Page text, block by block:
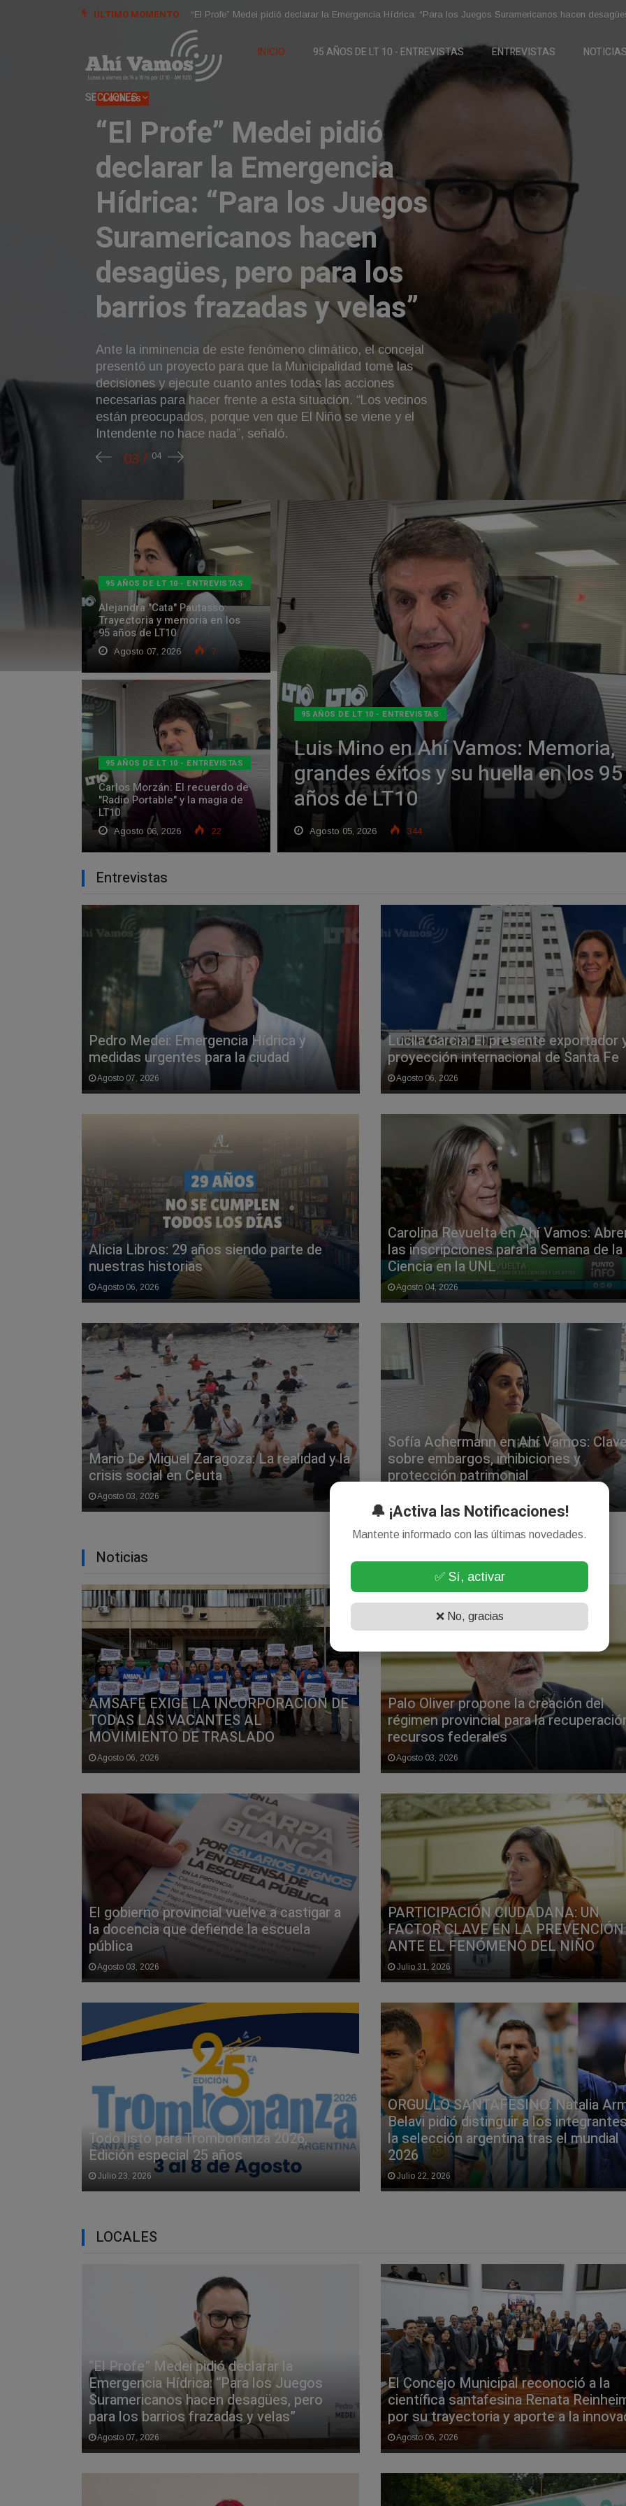
ÚLTIMO MOMENTO :
“El Profe” Medei pidió declarar la Emergencia Hídrica: “Para los Juegos Suramericanos hacen
El Concejo Municipal reconoció a la científica santafesina Renata Reinheimer por su trayectoria y
INICIO 95 AÑOS DE LT 10 - ENTREVISTAS ENTREVISTAS
SECCIONES
95 AÑOS DE LT 10 - ENTREVISTAS
Alejandra "Cata" Pautasso:
Trayectoria y memoria en los
95 años de LT10
Agosto 07, 2026 7
95 AÑOS DE LT 10 - ENTREVISTAS
Carlos Morzán: El recuerdo de
"Radio Portable" y la magia de
LT10
Agosto 06, 2026 22
95 AÑOS DE LT 10 - ENTREVISTAS
Luis Mino en Ahí Vamos: Memoria,
grandes éxitos y su huella en los 95
años de LT10
Agosto 05, 2026 344
Entrevistas
Pedro Medei: Emergencia Hídrica y
medidas urgentes para la ciudad
Agosto 07, 2026
Lucila García: El presente exportador
proyección internacional de Santa Fe
Agosto 06, 2026
Alicia Libros: 29 años siendo parte de
nuestras historias
Agosto 06, 2026
Carolina Revuelta en Ahí Vamos:
las inscripciones para la Semana de la
Ciencia en la UNL
Agosto 04, 2026
Mario De Miguel Zaragoza: La realidad y la
crisis social en Ceuta
Agosto 03, 2026
Sofía Achermann en Ahí Vamos:
sobre embargos, inhibiciones y
protección patrimonial
Noticias
AMSAFE EXIGE LA INCORPORACIÓN DE
TODAS LAS VACANTES AL
MOVIMIENTO DE TRASLADO
Agosto 06, 2026
Palo Oliver propone la creación del
régimen provincial para la
recursos federales
Agosto 03, 2026
El gobierno provincial vuelve a castigar a
la docencia que defiende la escuela
pública
Agosto 03, 2026
PARTICIPACIÓN CIUDADANA: UN
FACTOR CLAVE EN LA PREVENCIÓN
ANTE EL FENÓMENO DEL NIÑO
Julio 31, 2026
Todo listo para Trombonanza 2026,
Edición especial 25 años
Julio 23, 2026
ORGULLO SANTAFESINO: Natalia
Belavi pidió distinguir a los
la selección argentina tras el mundial
2026
Julio 22, 2026
LOCALES
“El Profe” Medei pidió declarar la
Emergencia Hídrica: “Para los Juegos
Suramericanos hacen desagües, pero
para los barrios frazadas y velas”
Agosto 07, 2026
El Concejo Municipal reconoció a la
científica santafesina Renata
por su trayectoria y aporte a la
Agosto 06, 2026
🔔 ¡Activa las Notificaciones!
Mantente informado con las últimas novedades.
✅ Sí, activar
❌ No, gracias